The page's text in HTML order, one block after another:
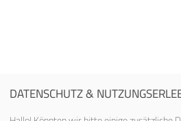
DATENSCHUTZ &